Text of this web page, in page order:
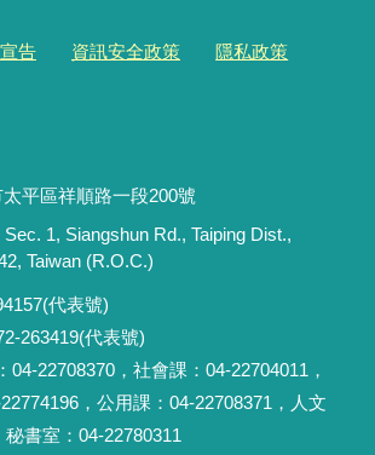
告 資訊安全政策 隱私政策
平區祥順路一段200號
1, Siangshun Rd., Taiping Dist.,
Taiwan (R.O.C.)
代表號)
263419(代表號)
04-22708370，社會課：04-22704011，
，公用課：04-22708371，人文
書室：04-22780311